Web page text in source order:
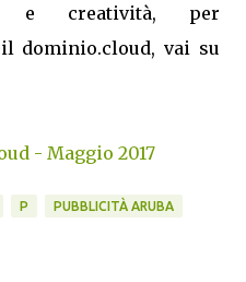
e creatività, per
dominio.cloud, vai su
- Maggio 2017
P PUBBLICITÀ ARUBA